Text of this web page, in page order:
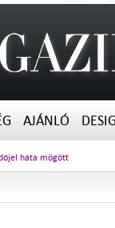
AJÁNLÓ
háta mögött